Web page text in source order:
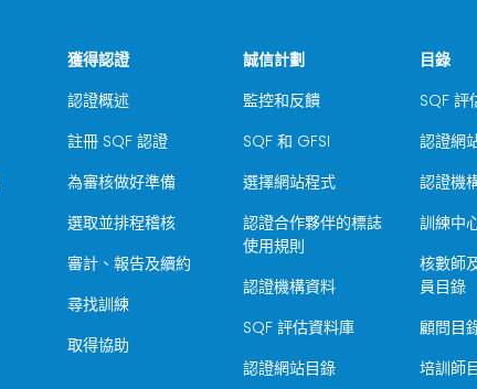
獲得認證
認證概述
註冊 SQF 認證
為審核做好準備
選取並排程稽核
審計、報告及續約
尋找訓練
取得協助
誠信計劃
監控和反饋
SQF 和 GFSI
選擇網站程式
認證合作夥伴的標誌
使用規則
認證機構資料
SQF 評估資料庫
認證網站目錄
目錄
SQF 評
認證網
認證機
訓練中
核數師
員目錄
顧問目
培訓師